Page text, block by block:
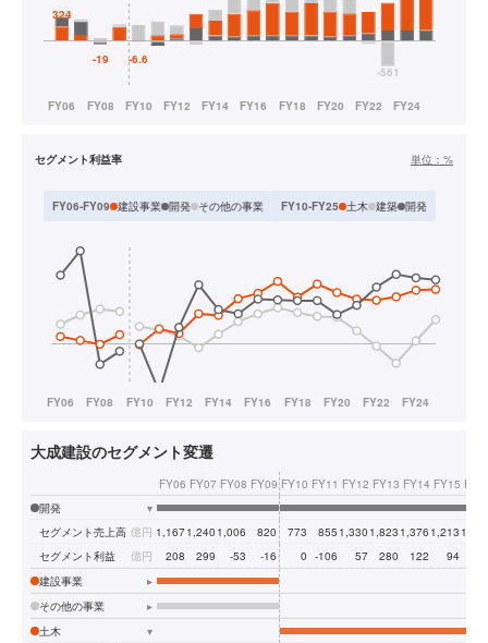
セグメント利益率 単位： %
FY06-FY09 建設事業 開発 その他の事業 FY10-FY25 土木 建築 開発
大成建設のセグメント変遷
FY06 FY07 FY08 FY09 FY10 FY11 FY12 FY13 FY14 FY15
開発
▾
セグメント売上高 億円 1,1671,240 1,006 820 773 855 1,330 1,823 1,376 1,213
セグメント利益
億円 208 299 -53 -16 0 -106 57 280 122 94
建設事業
▸
その他の事業
▸
土木
▾